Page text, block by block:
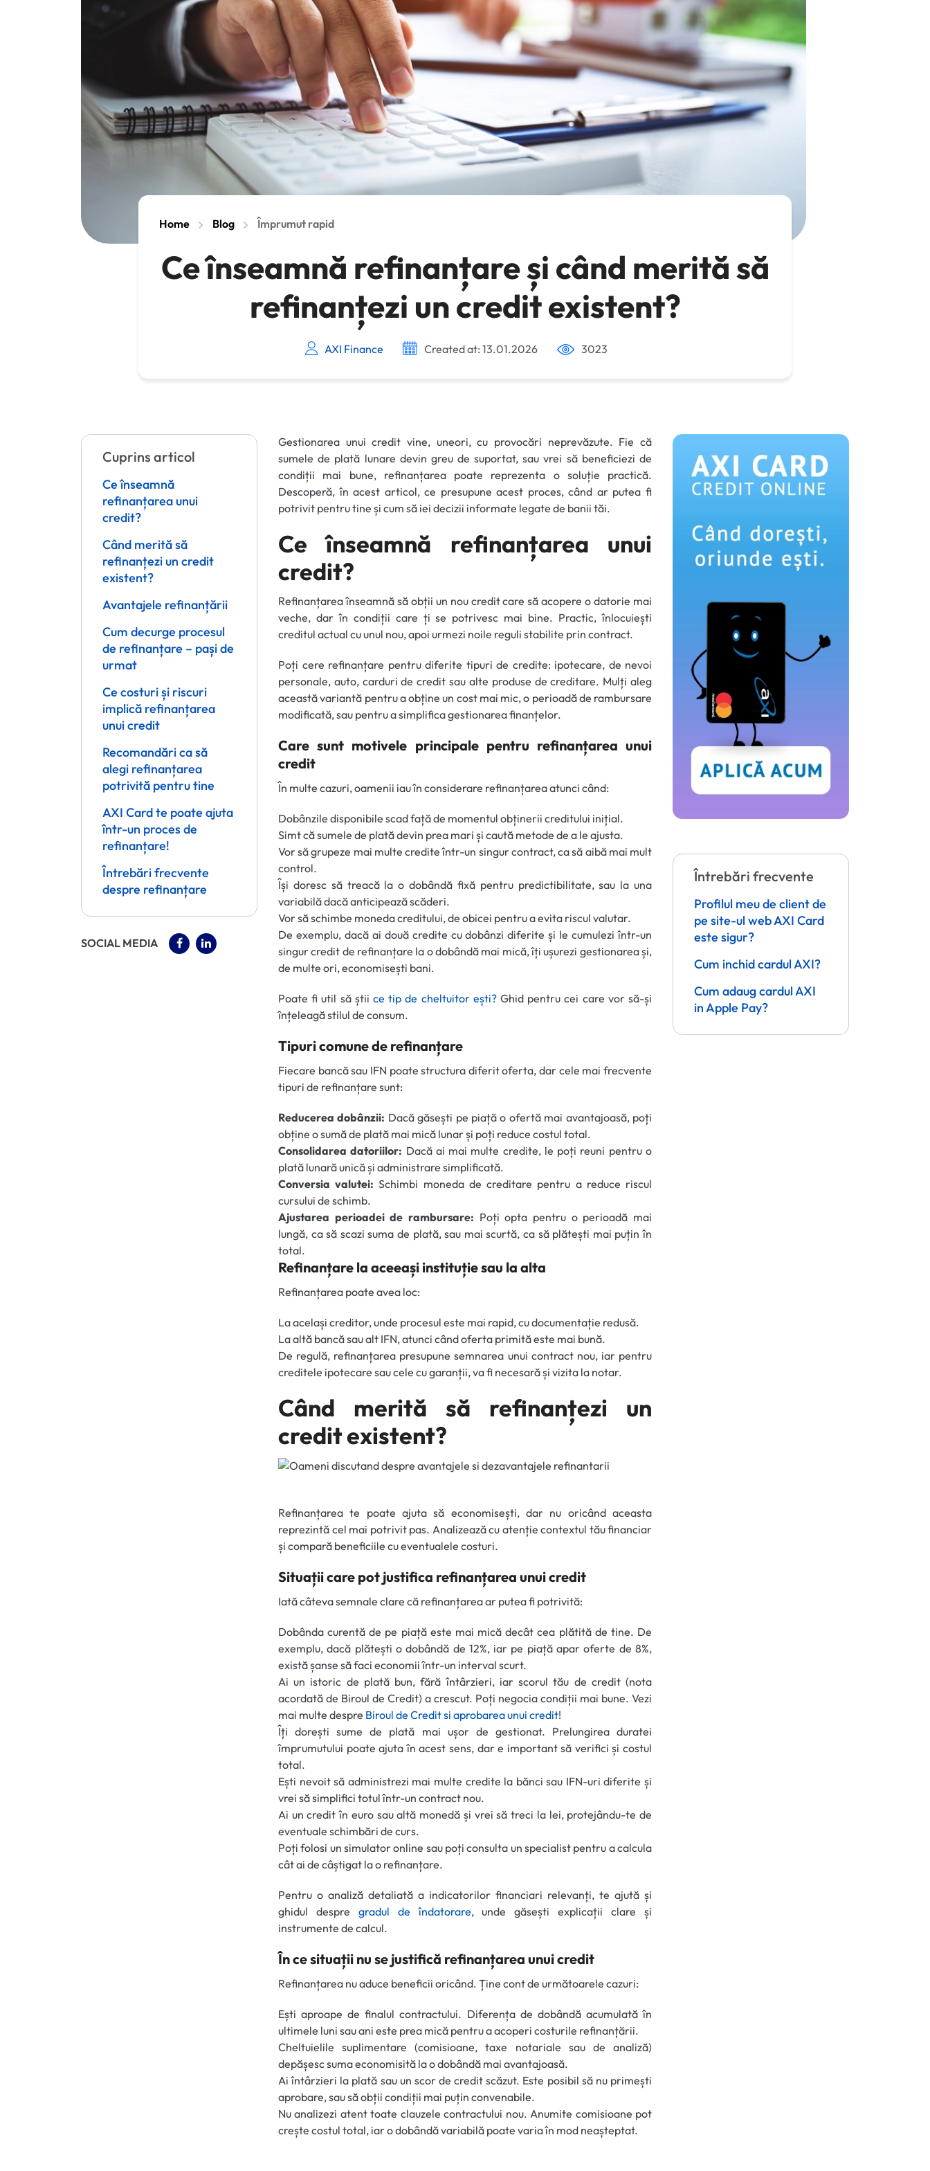
Home Blog Împrumut rapid
Ce înseamnă refinanțare și când merită să
refinanțezi un credit existent?
AXI Finance Created at: 13.01.2026 3023
Cuprins articol
Ce înseamnă
refinanțarea unui
credit?
Când merită să
refinanțezi un credit
existent?
Avantajele refinanțării
Cum decurge procesul
de refinanțare – pași de
urmat
Ce costuri și riscuri
implică refinanțarea
unui credit
Recomandări ca să
alegi refinanțarea
potrivită pentru tine
AXI Card te poate ajuta
într-un proces de
refinanțare!
Întrebări frecvente
despre refinanțare
SOCIAL MEDIA (OPENS IN A NEW TAB)
(OPENS IN A NEW TAB)
Gestionarea unui credit vine, uneori, cu provocări neprevăzute. Fie că
sumele de plată lunare devin greu de suportat, sau vrei să beneficiezi de
condiții mai bune, refinanțarea poate reprezenta o soluție practică.
Descoperă, în acest articol, ce presupune acest proces, când ar putea fi
potrivit pentru tine și cum să iei decizii informate legate de banii tăi.
Ce înseamnă refinanțarea unui
credit?
Refinanțarea înseamnă să obții un nou credit care să acopere o datorie mai
veche, dar în condiții care ți se potrivesc mai bine. Practic, înlocuiești
creditul actual cu unul nou, apoi urmezi noile reguli stabilite prin contract.
Poți cere refinanțare pentru diferite tipuri de credite: ipotecare, de nevoi
personale, auto, carduri de credit sau alte produse de creditare. Mulți aleg
această variantă pentru a obține un cost mai mic, o perioadă de rambursare
modificată, sau pentru a simplifica gestionarea finanțelor.
Care sunt motivele principale pentru refinanțarea unui
credit
În multe cazuri, oamenii iau în considerare refinanțarea atunci când:
Dobânzile disponibile scad față de momentul obținerii creditului inițial.
Simt că sumele de plată devin prea mari și caută metode de a le ajusta.
Vor să grupeze mai multe credite într-un singur contract, ca să aibă mai mult
control.
Își doresc să treacă la o dobândă fixă pentru predictibilitate, sau la una
variabilă dacă anticipează scăderi.
Vor să schimbe moneda creditului, de obicei pentru a evita riscul valutar.
De exemplu, dacă ai două credite cu dobânzi diferite și le cumulezi într-un
singur credit de refinanțare la o dobândă mai mică, îți ușurezi gestionarea și,
de multe ori, economisești bani.
Poate fi util să știi ce tip de cheltuitor ești?Ghid pentru cei care vor să-și
înțeleagă stilul de consum.
Tipuri comune de refinanțare
Fiecare bancă sau IFN poate structura diferit oferta, dar cele mai frecvente
tipuri de refinanțare sunt:
Reducerea dobânzii: Dacă găsești pe piață o ofertă mai avantajoasă, poți
obține o sumă de plată mai mică lunar și poți reduce costul total.
Consolidarea datoriilor: Dacă ai mai multe credite, le poți reuni pentru o
plată lunară unică și administrare simplificată.
Conversia valutei: Schimbi moneda de creditare pentru a reduce riscul
cursului de schimb.
Ajustarea perioadei de rambursare: Poți opta pentru o perioadă mai
lungă, ca să scazi suma de plată, sau mai scurtă, ca să plătești mai puțin în
total.
Refinanțare la aceeași instituție sau la alta
Refinanțarea poate avea loc:
La același creditor, unde procesul este mai rapid, cu documentație redusă.
La altă bancă sau alt IFN, atunci când oferta primită este mai bună.
De regulă, refinanțarea presupune semnarea unui contract nou, iar pentru
creditele ipotecare sau cele cu garanții, va fi necesară și vizita la notar.
Când merită să refinanțezi un
credit existent?
Refinanțarea te poate ajuta să economisești, dar nu oricând aceasta
reprezintă cel mai potrivit pas. Analizează cu atenție contextul tău financiar
și compară beneficiile cu eventualele costuri.
Situații care pot justifica refinanțarea unui credit
Iată câteva semnale clare că refinanțarea ar putea fi potrivită:
Dobânda curentă de pe piață este mai mică decât cea plătită de tine. De
exemplu, dacă plătești o dobândă de 12%, iar pe piață apar oferte de 8%,
există șanse să faci economii într-un interval scurt.
Ai un istoric de plată bun, fără întârzieri, iar scorul tău de credit (nota
acordată de Biroul de Credit) a crescut. Poți negocia condiții mai bune. Vezi
mai multe despre Biroul de Credit si aprobarea unui credit!
Îți dorești sume de plată mai ușor de gestionat. Prelungirea duratei
împrumutului poate ajuta în acest sens, dar e important să verifici și costul
total.
Ești nevoit să administrezi mai multe credite la bănci sau IFN-uri diferite și
vrei să simplifici totul într-un contract nou.
Ai un credit în euro sau altă monedă și vrei să treci la lei, protejându-te de
eventuale schimbări de curs.
Poți folosi un simulator online sau poți consulta un specialist pentru a calcula
cât ai de câștigat la o refinanțare.
Pentru o analiză detaliată a indicatorilor financiari relevanți, te ajută și
ghidul despre gradul de îndatorare, unde găsești explicații clare și
instrumente de calcul.
În ce situații nu se justifică refinanțarea unui credit
Refinanțarea nu aduce beneficii oricând. Ține cont de următoarele cazuri:
Ești aproape de finalul contractului. Diferența de dobândă acumulată în
ultimele luni sau ani este prea mică pentru a acoperi costurile refinanțării.
Cheltuielile suplimentare (comisioane, taxe notariale sau de analiză)
depășesc suma economisită la o dobândă mai avantajoasă.
Ai întârzieri la plată sau un scor de credit scăzut. Este posibil să nu primești
aprobare, sau să obții condiții mai puțin convenabile.
Nu analizezi atent toate clauzele contractului nou. Anumite comisioane pot
crește costul total, iar o dobândă variabilă poate varia în mod neașteptat.
Întrebări frecvente
Profilul meu de client de
pe site-ul web AXI Card
este sigur?
Cum inchid cardul AXI?
Cum adaug cardul AXI
in Apple Pay?